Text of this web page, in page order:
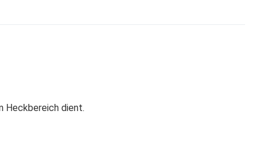
Heckbereich dient.